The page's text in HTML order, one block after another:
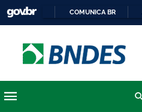
COMUNICA BR